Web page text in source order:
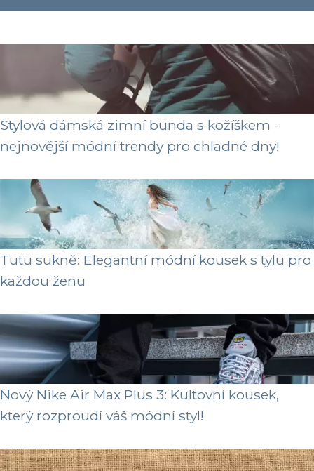
Stylová dámská zimní bunda s kožíškem -
nejnovější módní trendy pro chladné dny!
Tutu sukně: Elegantní módní kousek s tylu pro
každou ženu
Nový Nike Air Max Plus 3: Kultovní kousek,
který rozproudí váš módní styl!